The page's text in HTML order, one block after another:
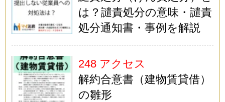
は？譴責処分の意味・譴責
処分通知書・事例を解説
248 アクセス
解約合意書（建物賃貸借）
の雛形